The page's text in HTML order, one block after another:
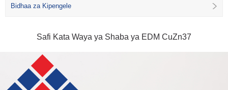
Bidhaa za Kipengele
Safi Kata Waya ya Shaba ya EDM CuZn37